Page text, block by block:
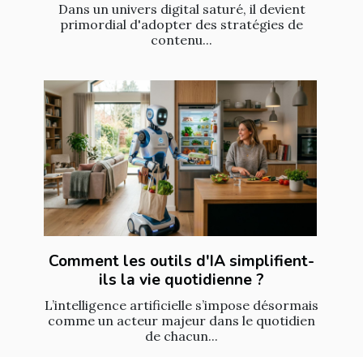
Dans un univers digital saturé, il devient
primordial d'adopter des stratégies de
contenu...
Comment les outils d'IA simplifient-
ils la vie quotidienne ?
L’intelligence artificielle s’impose désormais
comme un acteur majeur dans le quotidien
de chacun...